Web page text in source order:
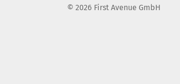
© 2026 First Avenue GmbH